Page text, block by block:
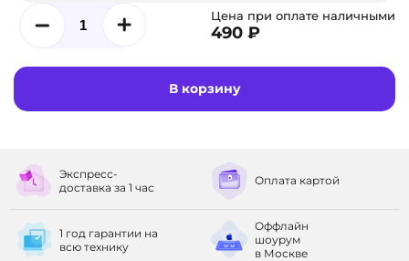
Цена при оплате наличными
490 ₽
В корзину
Экспресс-
доставка за 1 час Оплата картой
1 год гарантии на
всю технику
Оффлайн
шоурум
в Москве